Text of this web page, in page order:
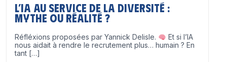
L’IA au service de la diversité :
mythe ou réalité ?
Réfléxions proposées par Yannick Delisle.
Et si l’IA
nous aidait à rendre le recrutement plus… humain ? En
tant […]